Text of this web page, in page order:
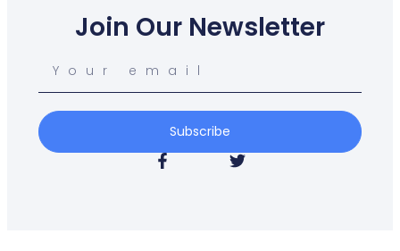
Join Our Newsletter
Subscribe